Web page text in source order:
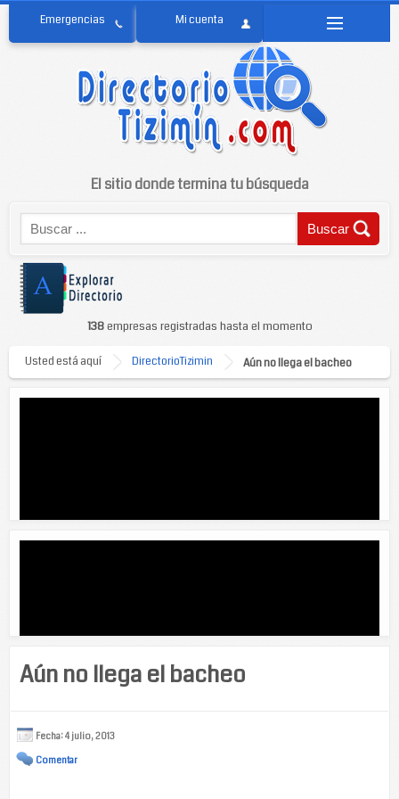
El sitio donde termina tu búsqueda
138empresas registradas hasta el momento
Usted está aquí DirectorioTizimin Aún no llega el bacheo
Aún no llega el bacheo
Fecha: 4 julio, 2013
Comentar